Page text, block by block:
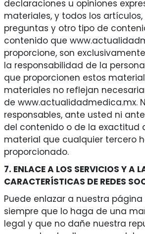
declaraciones u opiniones
materiales, y todos los
preguntas y otro tipo de
contenido que
proporcione, son
la responsabilidad de la
que proporcionen estos
materiales no reflejan
de www.actualidadmedica.mx.
responsables, ante usted ni
del contenido o de la exactitud
material que cualquier tercero
proporcionado.
7. ENLACE A LOS SERVICIOS Y A
CARACTERÍSTICAS DE REDES
Puede enlazar a nuestra página
siempre que lo haga de una
legal y que no dañe nuestra